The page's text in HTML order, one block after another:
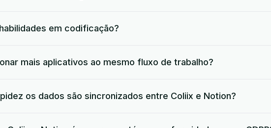
em codificação?
mais aplicativos ao mesmo fluxo de trabalho?
os dados são sincronizados entre Coliix e Notion?